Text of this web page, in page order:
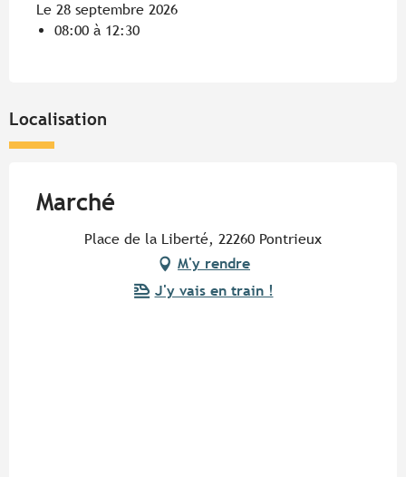
Le 28 septembre 2026
08:00 à 12:30
Localisation
Marché
Place de la Liberté, 22260 Pontrieux
M'y rendre
J'y vais en train !